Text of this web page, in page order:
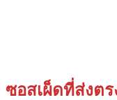
ซอสเผ็ดที่ส่งตร